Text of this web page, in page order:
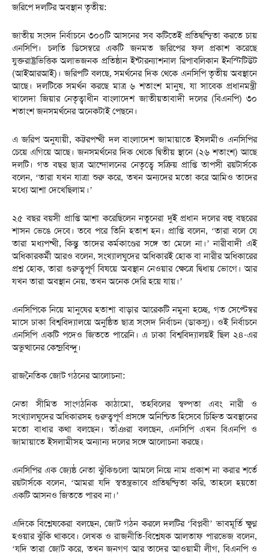
জরিপে দলটির অবস্থান তৃতীয়:
জাতীয় সংসদ নির্বাচনে ৩০০টি আসনের সব কটিতেই প্রতিদ্বন্দ্বিতা করতে চায়
এনসিপি। চলতি ডিসেম্বরে একটি জনমত জরিপের ফল প্রকাশ করেছে
যুক্তরাষ্ট্রভিত্তিক অলাভজনক প্রতিষ্ঠান ইন্টারন্যাশনাল রিপাবলিকান ইনস্টিটিউট
(আইআরআই)। জরিপটি বলছে, সমর্থনের দিক থেকে এনসিপি তৃতীয় অবস্থানে
আছে। দলটিকে সমর্থন করছে মাত্র ৬ শতাংশ মানুষ, যা সাবেক প্রধানমন্ত্রী
খালেদা জিয়ার নেতৃত্বাধীন বাংলাদেশ জাতীয়তাবাদী দলের (বিএনপি) ৩০
শতাংশ জনসমর্থনের অনেকটাই পেছনে।
এ জরিপ অনুযায়ী, কট্টরপন্থী দল বাংলাদেশ জামায়াতে ইসলমীও এনসিপির
চেয়ে এগিয়ে আছে। জনসমর্থনের দিক থেকে দ্বিতীয় স্থানে (২৬ শতাংশ) আছে
দলটি। গত বছর ছাত্র আন্দোলনের নেতৃত্বে সক্রিয় প্রাপ্তি তাপসী রয়টার্সকে
বলেন, ‘তারা যখন যাত্রা শুরু করে, তখন অন্যদের মতো করে আমিও তাদের
মধ্যে আশা দেখেছিলাম।’
২৫ বছর বয়সী প্রাপ্তি আশা করেছিলেন নতুনেরা দুই প্রধান দলের বহু বছরের
শাসন ভেঙে দেবে। তবে পরে তিনি হতাশ হন। প্রাপ্তি বলেন, ‘তারা বলে যে
তারা মধ্যপন্থী, কিন্তু তাদের কর্মকাণ্ডের সঙ্গে তা মেলে না।’ নারীবাদী এই
অধিকারকর্মী আরও বলেন, সংখ্যালঘুদের অধিকারই হোক বা নারীর অধিকারের
প্রশ্ন হোক, তারা গুরুত্বপূর্ণ বিষয়ে অবস্থান নেওয়ার ক্ষেত্রে দ্বিধায় ভোগে। আর
যখন তারা অবস্থান নেয়, তখন অনেক দেরি হয়ে যায়।’
এনসিপিকে নিয়ে মানুষের হতাশা বাড়ার আরেকটি নমুনা হচ্ছে, গত সেপ্টেম্বর
মাসে ঢাকা বিশ্ববিদ্যালয়ে অনুষ্ঠিত ছাত্র সংসদ নির্বাচন (ডাকসু)। ওই নির্বাচনে
এনসিপি একটি পদেও জিততে পারেনি। এ ঢাকা বিশ্ববিদ্যালয়ই ছিল ২৪-এর
অভুত্থানের কেন্দ্রবিন্দু।
রাজনৈতিক জোট গঠনের আলোচনা:
নেতা সীমিত সাংগঠনিক কাঠামো, তহবিলের স্বল্পতা এবং নারী ও
সংখ্যালঘুদের অধিকারসহ গুরুত্বপূর্ণ প্রসঙ্গে অনিশ্চিত হিসেবে চিহ্নিত অবস্থানের
মতো বাধার কথা বলছেন। তাঁঞরা বলছেন, এনসিপি এখন বিএনপি ও
জামায়াতে ইসলামীসহ অন্যান্য দলের সঙ্গে আলোচনা করছে।
এনসিপির এক জ্যেষ্ঠ নেতা ঝুঁকিগুলো আমলে নিয়ে নাম প্রকাশ না করার শর্তে
রয়টার্সকে বলেন, ‘আমরা যদি স্বতন্ত্রভাবে প্রতিদ্বন্দ্বিতা করি, তাহলে হয়তো
একটি আসনও জিততে পারব না।’
এদিকে বিশ্লেষকেরা বলছেন, জোট গঠন করলে দলটির ‘বিপ্লবী’ ভাবমূর্তি ক্ষুণ্ন
হওয়ার ঝুঁকি থাকবে। লেখক ও রাজনীতি-বিশ্লেষক আলতাফ পারভেজ বলেন,
‘যদি তারা জোট করে, তখন জনগণ আর তাদের আওয়ামী লীগ, বিএনপি ও